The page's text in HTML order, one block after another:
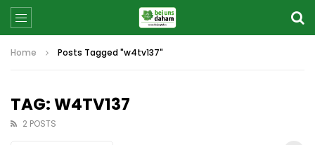
Home Posts Tagged "w4tv137"
TAG: W4TV137
2 POSTS